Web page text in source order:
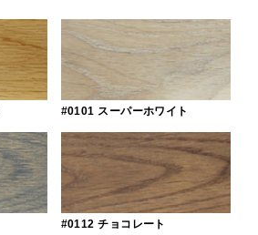
#0101 スーパーホワイト
#0112 チョコレート